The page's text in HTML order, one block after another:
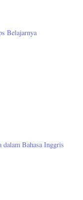
Belajarnya
dalam Bahasa Inggris